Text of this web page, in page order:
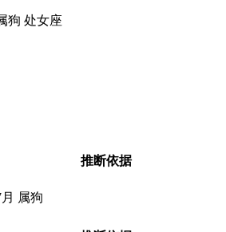
狗 处女座
推断依据
月 属狗